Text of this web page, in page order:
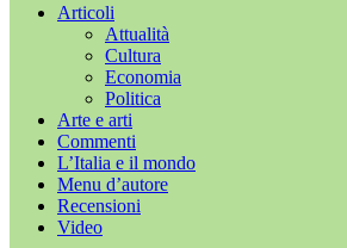
Menu
cerca
Menu
Articoli
Attualità
Cultura
Economia
Politica
Arte e arti
Commenti
L’Italia e il mondo
Menu d’autore
Recensioni
Video